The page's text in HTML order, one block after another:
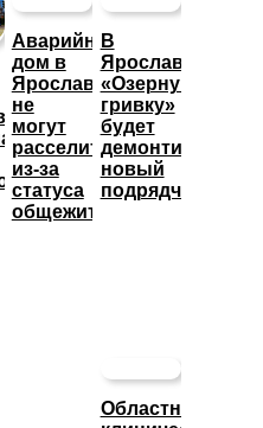
Аварийный
дом в
Ярославле
не
могут
расселить
из-за
статуса
общежития
В
Ярославле
«Озерную
гривку»
будет
демонтировать
новый
подрядчик
Областная